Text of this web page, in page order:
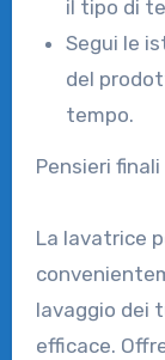
il tipo di
Segui le
del
tempo.
Pensieri finali
La lavatrice
lavaggio dei
efficace.